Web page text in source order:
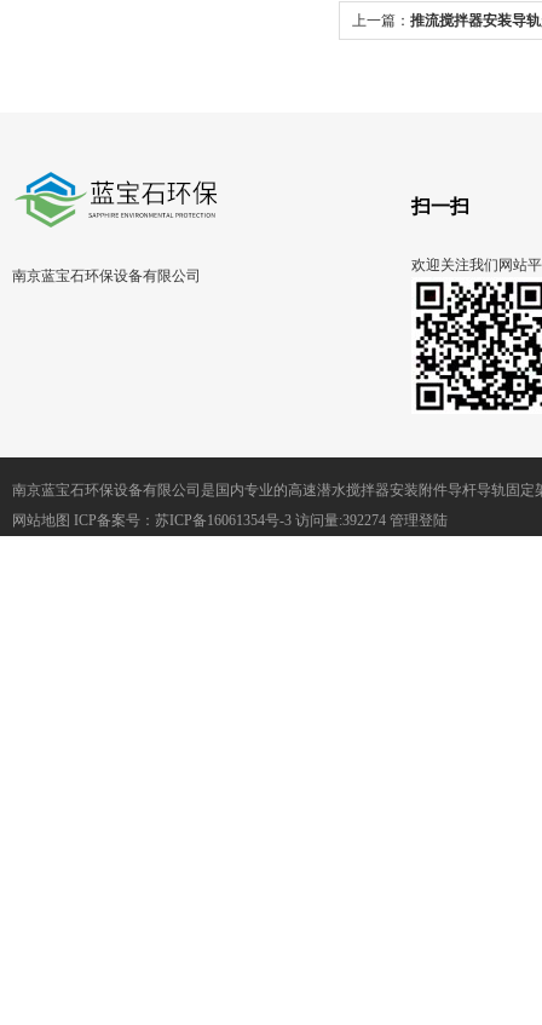
上一篇： 推流搅拌器安装导
南京蓝宝石环保设备有限公司
扫一扫
欢迎关注我们网站
南京蓝宝石环保设备有限公司是国内专业的高速潜水搅拌器安装附件导杆导轨固
网站地图 ICP备案号： 苏ICP备16061354号-3 访问量:392274 管理登陆